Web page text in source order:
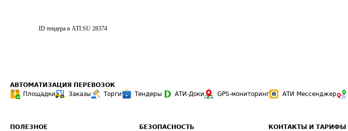
ID тендера в ATI.SU 28374
АВТОМАТИЗАЦИЯ ПЕРЕВОЗОК
Площадки
Заказы Торги Тендеры АТИ-Доки GPS-мониторинг АТИ Мессенджер
ПОЛЕЗНОЕ БЕЗОПАСНОСТЬ КОНТАКТЫ И ТАРИФЫ